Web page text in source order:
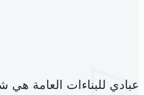
عبادي للبناءات العامة